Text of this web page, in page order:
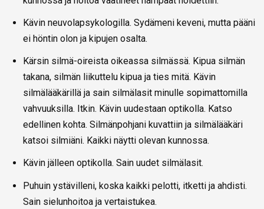
Kävin neuvolapsykologilla. Sydämeni keveni, mutta pääni
ei höntin olon ja kipujen osalta.
Kärsin silmä-oireista oikeassa silmässä. Kipua silmän
takana, silmän liikuttelu kipua ja ties mitä. Kävin
silmälääkärillä ja sain silmälasit minulle sopimattomilla
vahvuuksilla. Itkin. Kävin uudestaan optikolla. Katso
edellinen kohta. Silmänpohjani kuvattiin ja silmälääkäri
katsoi silmiäni. Kaikki näytti olevan kunnossa.
Kävin jälleen optikolla. Sain uudet silmälasit.
Puhuin ystävilleni, koska kaikki pelotti, itketti ja ahdisti.
Sain sielunhoitoa ja vertaistukea.